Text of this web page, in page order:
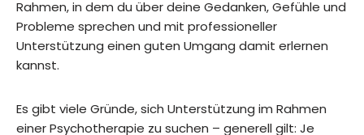
Rahmen, in dem du über deine Gedanken, Gefühle und
Probleme sprechen und mit professioneller
Unterstützung einen guten Umgang damit erlernen
kannst.
Es gibt viele Gründe, sich Unterstützung im Rahmen
einer Psychotherapie zu suchen – generell gilt: Je